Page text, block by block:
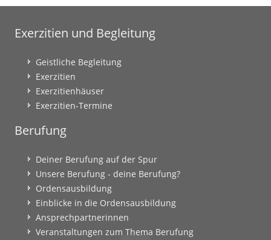
Exerzitien und Begleitung
Geistliche Begleitung
Exerzitien
Exerzitienhäuser
Exerzitien-Termine
Berufung
Deiner Berufung auf der Spur
Unsere Berufung - deine Berufung?
Ordensausbildung
Einblicke in die Ordensausbildung
Ansprechpartnerinnen
Veranstaltungen zum Thema Berufung